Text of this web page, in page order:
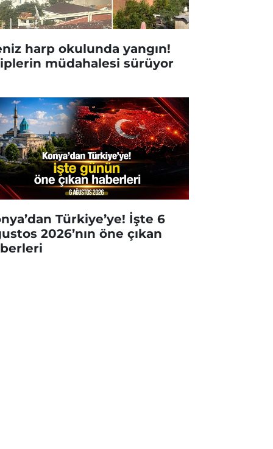
harp okulunda yangın!
müdahalesi sürüyor
Türkiye’ye! İşte 6
2026’nın öne çıkan